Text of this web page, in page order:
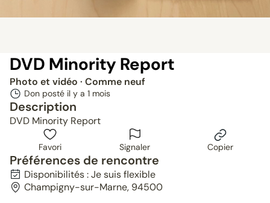
DVD Minority Report
Photo et vidéo · Comme neuf
Don posté il y a 1 mois
Description
DVD Minority Report
Favori Signaler Copier
Préférences de rencontre
Disponibilités : Je suis flexible
Champigny-sur-Marne, 94500